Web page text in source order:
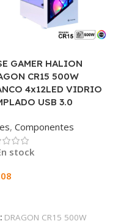
GAMER HALION
CR15 500W
4x12LED VIDRIO
USB 3.0
, Componentes
stock
DRAGON CR15 500W